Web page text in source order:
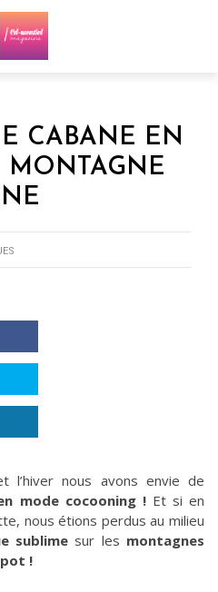
CABANE EN
MONTAGNE
l’hiver nous avons envie de
mode cocooning !Et si en
nous étions perdus au milieu
sublime sur les montagnes
!